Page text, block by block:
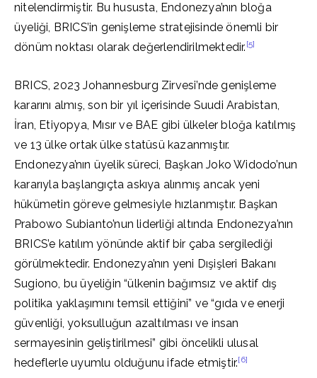
nitelendirmiştir. Bu hususta, Endonezya’nın bloğa
üyeliği, BRICS’in genişleme stratejisinde önemli bir
dönüm noktası olarak değerlendirilmektedir. [5]
BRICS, 2023 Johannesburg Zirvesi’nde genişleme
kararını almış, son bir yıl içerisinde Suudi Arabistan,
İran, Etiyopya, Mısır ve BAE gibi ülkeler bloğa katılmış
ve 13 ülke ortak ülke statüsü kazanmıştır.
Endonezya’nın üyelik süreci, Başkan Joko Widodo’nun
kararıyla başlangıçta askıya alınmış ancak yeni
hükümetin göreve gelmesiyle hızlanmıştır. Başkan
Prabowo Subianto’nun liderliği altında Endonezya’nın
BRICS’e katılım yönünde aktif bir çaba sergilediği
görülmektedir. Endonezya’nın yeni Dışişleri Bakanı
Sugiono, bu üyeliğin “ülkenin bağımsız ve aktif dış
politika yaklaşımını temsil ettiğini” ve “gıda ve enerji
güvenliği, yoksulluğun azaltılması ve insan
sermayesinin geliştirilmesi” gibi öncelikli ulusal
hedeflerle uyumlu olduğunu ifade etmiştir.[6]